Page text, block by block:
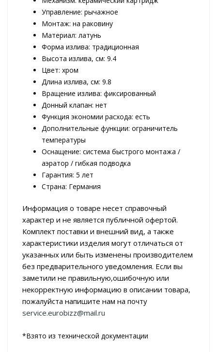
Управление: рычажное
Монтаж: на раковину
Материал: латунь
Форма излива: традиционная
Высота излива, см: 9.4
Цвет: хром
Длина излива, см: 9.8
Вращение излива: фиксированный
Донный клапан: нет
Функция экономии расхода: есть
Дополнительные функции: ограничитель
температуры
Оснащение: система быстрого монтажа /
аэратор / гибкая подводка
Гарантия: 5 лет
Страна: Германия
Информация о товаре несет справочный
характер и не является публичной офертой.
Комплект поставки и внешний вид, а также
характеристики изделия могут отличаться от
указанных или быть изменены производителем
без предварительного уведомления. Если вы
заметили не правильную,ошибочную или
некорректную информацию в описании товара,
пожалуйста напишите нам на почту
service.eurobizz@mail.ru
*Взято из технической документации